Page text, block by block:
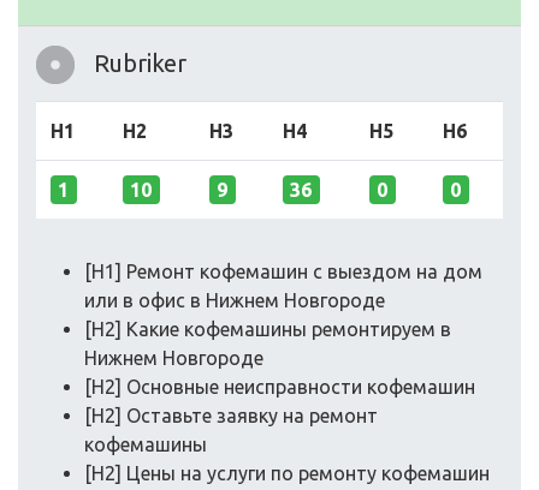
Rubriker
H1 H2 H3 H4 H5 H6
1 10 9 36 0 0
[H1] Ремонт кофемашин с выездом на дом
или в офис в Нижнем Новгороде
[H2] Какие кофемашины ремонтируем в
Нижнем Новгороде
[H2] Основные неисправности кофемашин
[H2] Оставьте заявку на ремонт
кофемашины
[H2] Цены на услуги по ремонту кофемашин